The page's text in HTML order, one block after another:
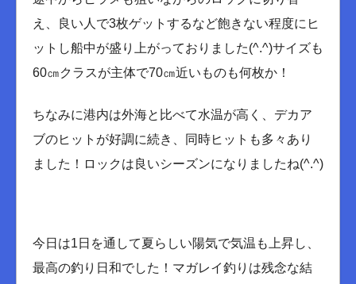
え、良い人で3枚ゲットするなど飽きない程度にヒ
ットし船中が盛り上がっておりました(^.^)サイズも
60㎝クラスが主体で70㎝近いものも何枚か！
ちなみに港内は外海と比べて水温が高く、デカア
ブのヒットが好調に続き、同時ヒットも多々あり
ました！ロックは良いシーズンになりましたね(^.^)
今日は1日を通して夏らしい陽気で気温も上昇し、
最高の釣り日和でした！マガレイ釣りは残念な結